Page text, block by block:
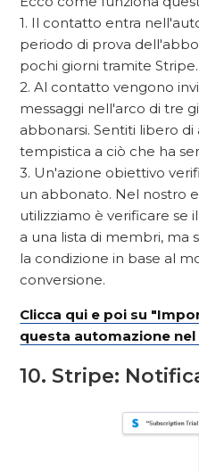
1. Il contatto entra
periodo di prova
pochi giorni tramite Stripe.
2. Al contatto vengono
messaggi nell'arco di tre
abbonarsi. Sentiti libero
tempistica a ciò che ha
3. Un'azione obiettivo
un abbonato. Nel nostro
utilizziamo è verificare se
a una lista di membri, ma
la condizione in base al
conversione.
Clicca qui e poi su
questa automazione
10. Stripe: